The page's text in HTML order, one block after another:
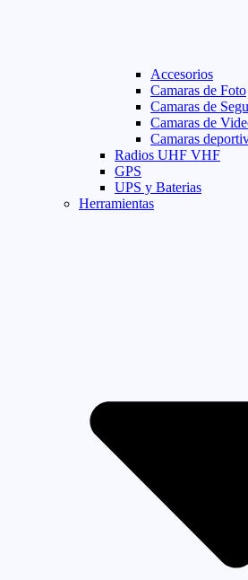
Accesorios
Camaras de Foto
Camaras de
Camaras de
Camaras
Radios UHF VHF
GPS
UPS y Baterias
Herramientas